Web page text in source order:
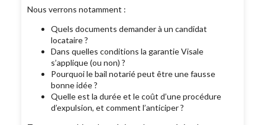
Nous verrons notamment :
Quels documents demander à un candidat
locataire ?
Dans quelles conditions la garantie Visale
s’applique (ou non) ?
Pourquoi le bail notarié peut être une fausse
bonne idée ?
Quelle est la durée et le coût d’une procédure
d’expulsion, et comment l’anticiper ?